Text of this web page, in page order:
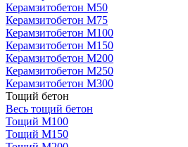
Керамзитобетон М50
Керамзитобетон М75
Керамзитобетон М100
Керамзитобетон М150
Керамзитобетон М200
Керамзитобетон М250
Керамзитобетон М300
Тощий бетон
Весь тощий бетон
Тощий М100
Тощий М150